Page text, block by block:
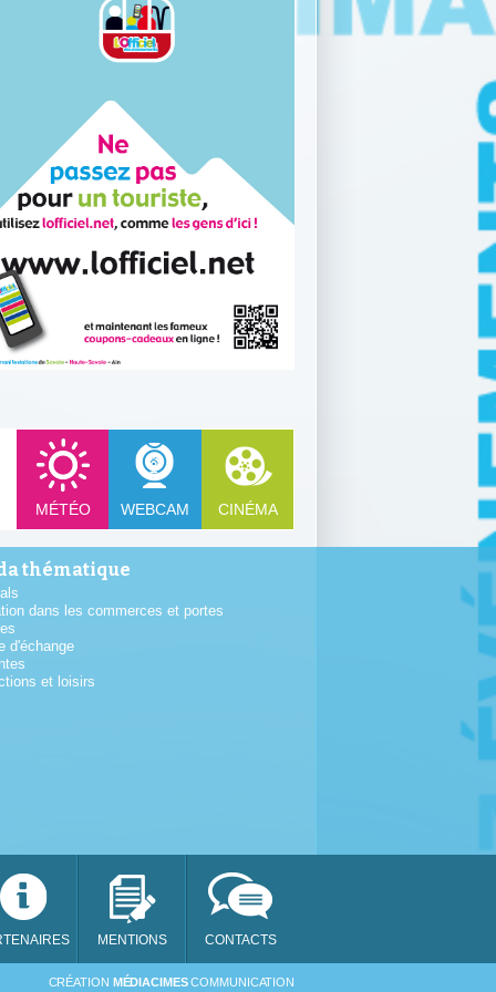
SAM
MÉTÉO WEBCAM CINÉMA
thématique
dans les commerces et portes
d'échange
et loisirs
MENTIONS CONTACTS
CRÉATION MÉDIACIMESCOMMUNICATION